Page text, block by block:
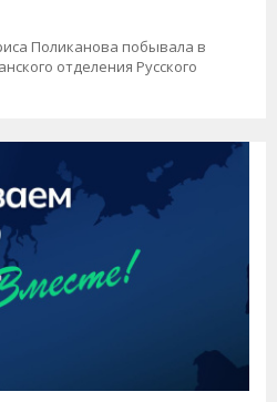
Поликанова побывала в
отделения Русского